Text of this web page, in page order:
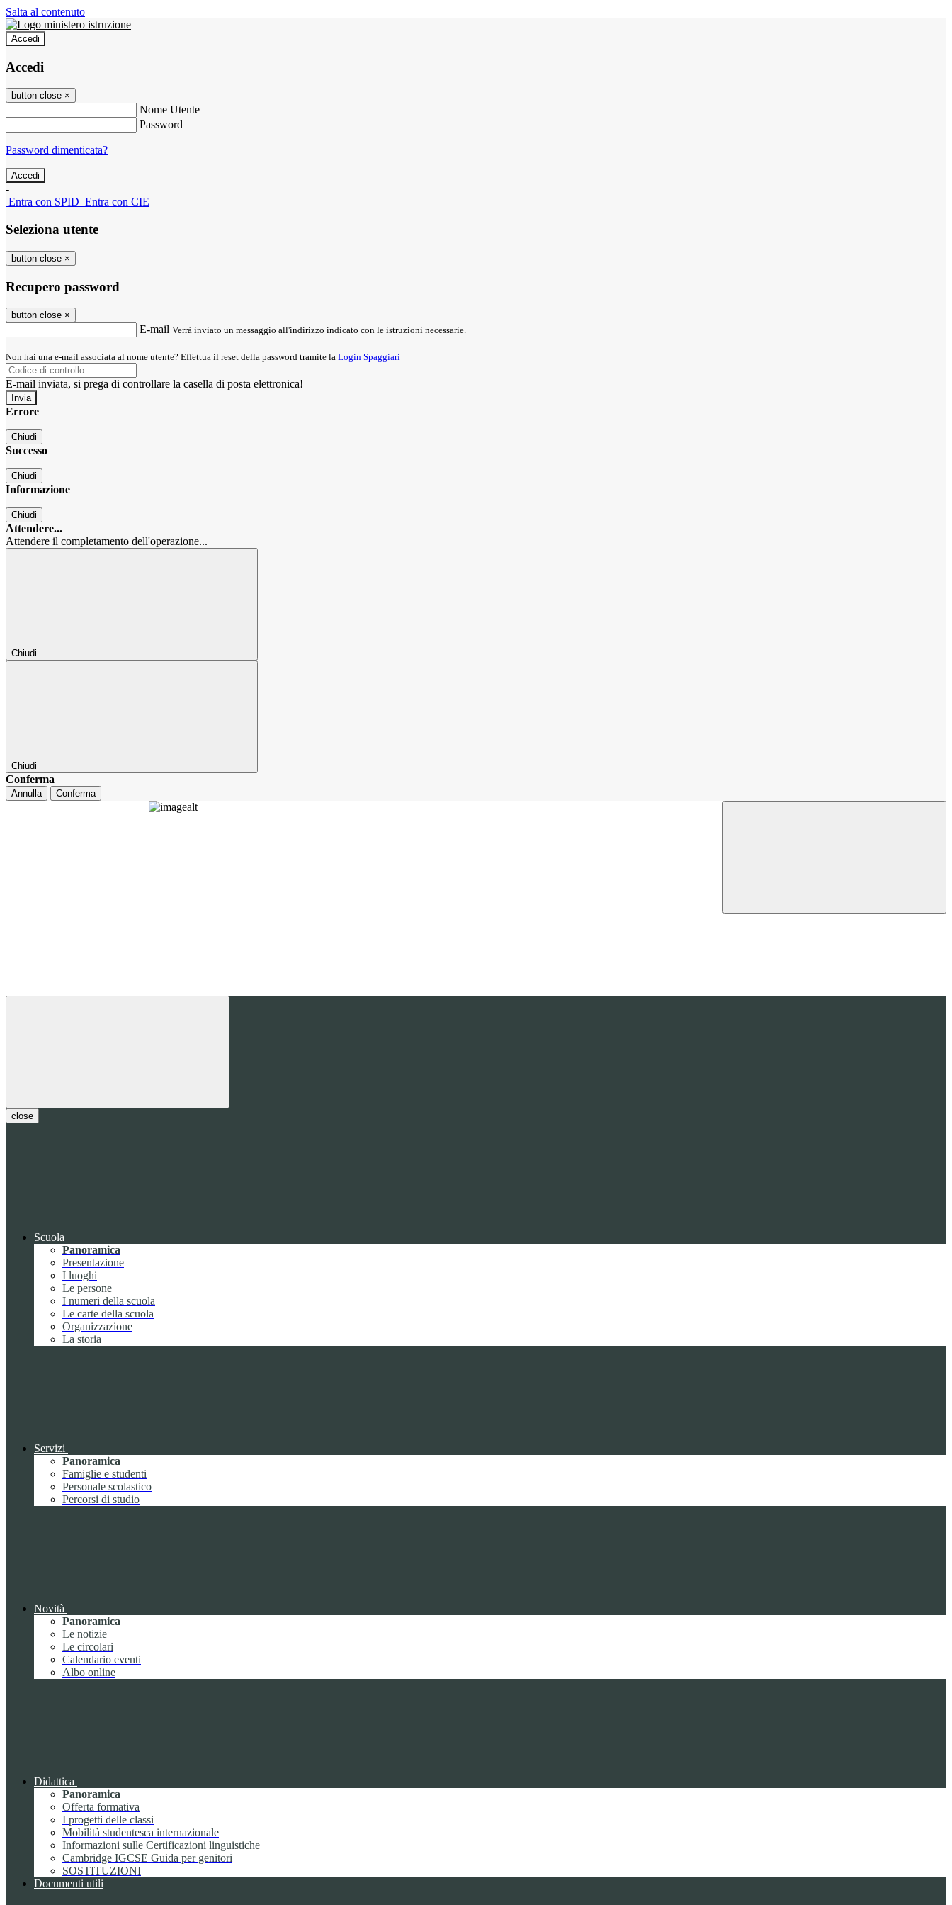
Salta al contenuto
Accedi
Accedi
button close ×
Nome Utente
Password
Password dimenticata?
-
Entra con SPID Entra con CIE
Seleziona utente
button close ×
Recupero password
button close ×
E-mail Verrà inviato un messaggio all'indirizzo indicato con le istruzioni necessarie.
Non hai una e-mail associata al nome utente? Effettua il reset della password tramite la Login Spaggiari
E-mail inviata, si prega di controllare la casella di posta elettronica!
Errore
Chiudi
Successo
Chiudi
Informazione
Chiudi
Attendere...
Attendere il completamento dell'operazione...
Chiudi
Chiudi
Conferma
Annulla Conferma
close
Scuola
Panoramica
Presentazione
I luoghi
Le persone
I numeri della scuola
Le carte della scuola
Organizzazione
La storia
Servizi
Panoramica
Famiglie e studenti
Personale scolastico
Percorsi di studio
Novità
Panoramica
Le notizie
Le circolari
Calendario eventi
Albo online
Didattica
Panoramica
Offerta formativa
I progetti delle classi
Mobilità studentesca internazionale
Informazioni sulle Certificazioni linguistiche
Cambridge IGCSE Guida per genitori
SOSTITUZIONI
Documenti utili